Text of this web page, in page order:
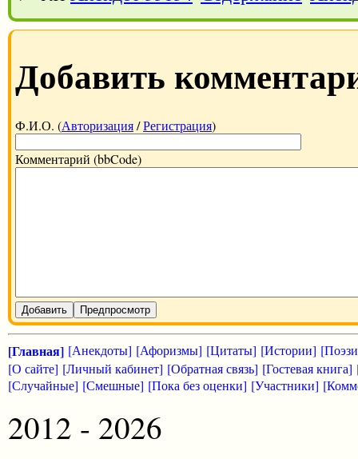
Добавить
Ф.И.О. (Авторизация/Регистрация)
Комментарий (bbCode)
Добавить Предпросмотр
[Главная] [Анекдоты] [Афоризмы] [Цитаты] [Истории]
[О сайте] [Личный кабинет] [Обратная связь] [Гостевая книга]
[Случайные] [Смешные] [Пока без оценки] [Участники]
2012 - 2026